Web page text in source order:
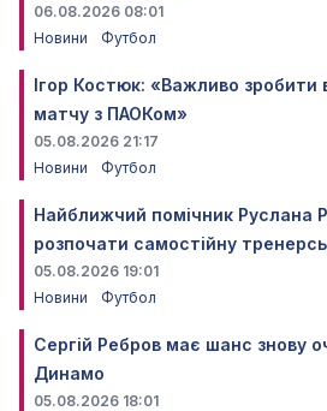
06.08.2026 08:01
Новини
Футбол
Ігор Костюк: «Важливо зробити
матчу з ПАОКом»
05.08.2026 21:17
Новини
Футбол
Найближчий помічник Руслана
розпочати самостійну
05.08.2026 19:01
Новини
Футбол
Сергій Ребров має шанс знову
Динамо
05.08.2026 18:01